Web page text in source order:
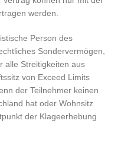
werden.
Person des
Sondervermögen,
alle Streitigkeiten aus
von Exceed Limits
der Teilnehmer keinen
hat oder Wohnsitz
der Klageerhebung